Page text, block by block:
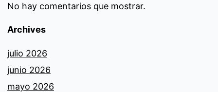
No hay comentarios que mostrar.
Archives
julio 2026
junio 2026
mayo 2026